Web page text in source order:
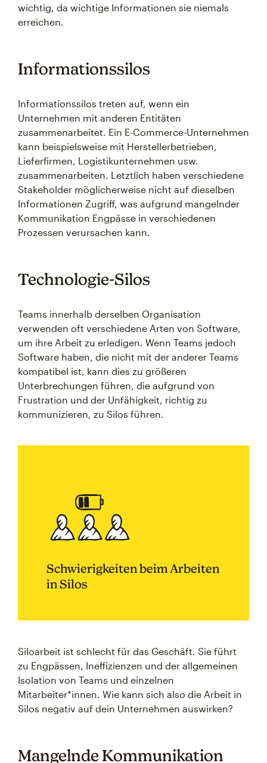
wichtig, da wichtige Informationen sie niemals
erreichen.
Informationssilos
Informationssilos treten auf, wenn ein
Unternehmen mit anderen Entitäten
zusammenarbeitet. Ein E-Commerce-Unternehmen
kann beispielsweise mit Herstellerbetrieben,
Lieferfirmen, Logistikunternehmen usw.
zusammenarbeiten. Letztlich haben verschiedene
Stakeholder möglicherweise nicht auf dieselben
Informationen Zugriff, was aufgrund mangelnder
Kommunikation Engpässe in verschiedenen
Prozessen verursachen kann.
Technologie-Silos
Teams innerhalb derselben Organisation
verwenden oft verschiedene Arten von Software,
um ihre Arbeit zu erledigen. Wenn Teams jedoch
Software haben, die nicht mit der anderer Teams
kompatibel ist, kann dies zu größeren
Unterbrechungen führen, die aufgrund von
Frustration und der Unfähigkeit, richtig zu
kommunizieren, zu Silos führen.
Schwierigkeiten beim Arbeiten
in Silos
Siloarbeit ist schlecht für das Geschäft. Sie führt
zu Engpässen, Ineffizienzen und der allgemeinen
Isolation von Teams und einzelnen
Mitarbeiter*innen. Wie kann sich also die Arbeit in
Silos negativ auf dein Unternehmen auswirken?
Mangelnde Kommunikation